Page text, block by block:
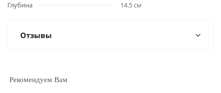
Глубина
14.5 см
Отзывы
Рекомендуем Вам